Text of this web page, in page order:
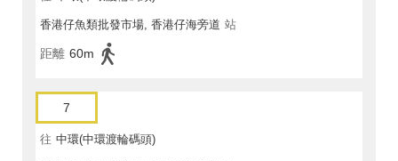
香港仔魚類批發市場, 香港仔海旁道 站
距離 60m
7
往 中環(中環渡輪碼頭)